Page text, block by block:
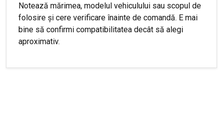
Notează mărimea, modelul vehiculului sau scopul de
folosire și cere verificare înainte de comandă. E mai
bine să confirmi compatibilitatea decât să alegi
aproximativ.